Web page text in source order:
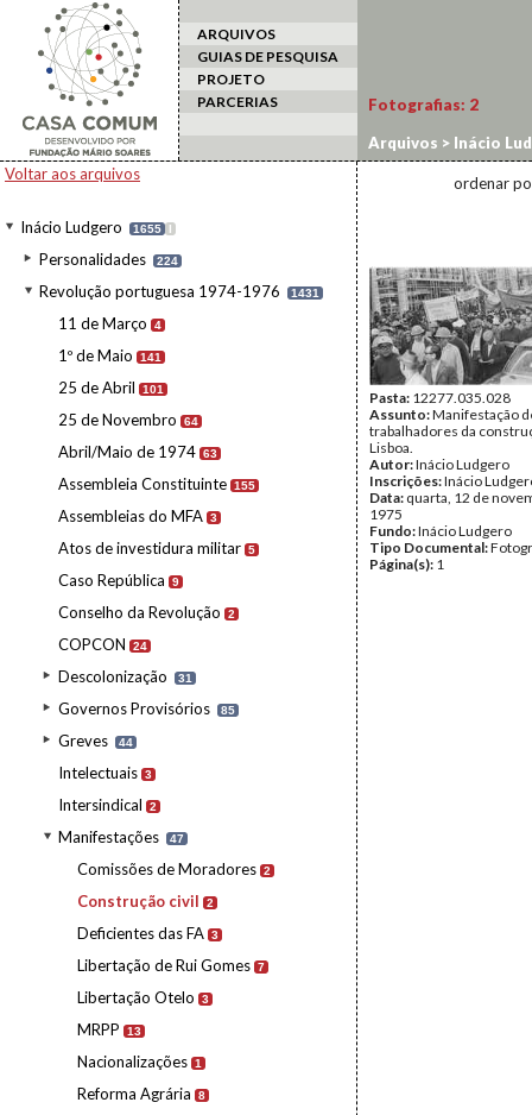
ARQUIVOS
GUIAS DE PESQUISA
PROJETO
PARCERIAS
Voltar aos arquivos
Inácio Ludgero 1655 I
Personalidades 224
Revolução portuguesa 1974-1976 1431
11 de Março 4
1º de Maio 141
25 de Abril 101
25 de Novembro 64
Abril/Maio de 1974 63
Assembleia Constituinte 155
Assembleias do MFA 3
Atos de investidura militar 5
Caso República 9
Conselho da Revolução 2
COPCON 24
Descolonização 31
Governos Provisórios 85
Greves 44
Intelectuais 3
Intersindical 2
Manifestações 47
Comissões de Moradores 2
Construção civil 2
Deficientes das FA 3
Libertação de Rui Gomes 7
Libertação Otelo 3
MRPP 13
Nacionalizações 1
Reforma Agrária 8
Fotografias: 2
Arquivos > Inácio
ordenar
Pasta: 12277.035.028
Assunto:Manifestação
trabalhadores da
Lisboa.
Autor:Inácio Ludgero
Inscrições:Inácio
Data: quarta, 12 de
1975
Fundo:Inácio Ludgero
Tipo Documental:
Página(s): 1